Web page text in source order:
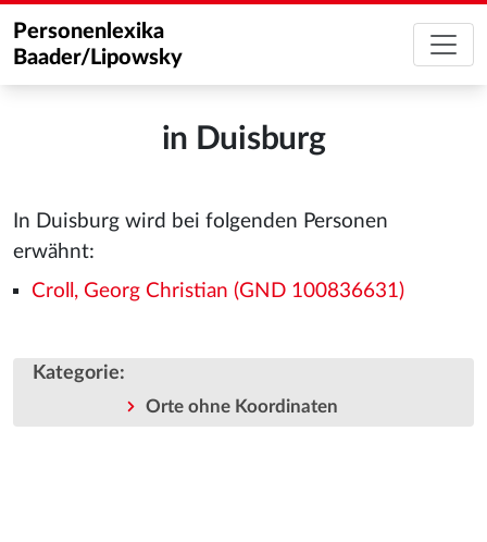
Personenlexika
Baader/Lipowsky
in Duisburg
In Duisburg wird bei folgenden Personen
erwähnt:
Croll, Georg Christian (GND 100836631)
Kategorie:
Orte ohne Koordinaten